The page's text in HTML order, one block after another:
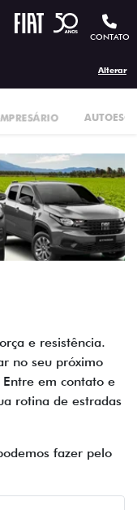
CONTATO
Alterar
e resistência.
no seu próximo
em contato e
rotina de estradas
fazer pelo